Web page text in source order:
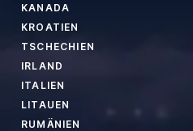
KANADA
KROATIEN
TSCHECHIEN
IRLAND
ITALIEN
LITAUEN
RUMÄNIEN